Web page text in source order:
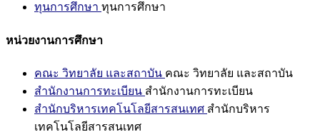
ทุนการศึกษา ทุนการศึกษา
หน่วยงานการศึกษา
คณะ วิทยาลัย และสถาบัน คณะ วิทยาลัย และสถาบัน
สำนักงานการทะเบียน สำนักงานการทะเบียน
สำนักบริหารเทคโนโลยีสารสนเทศ สำนักบริหาร
เทคโนโลยีสารสนเทศ